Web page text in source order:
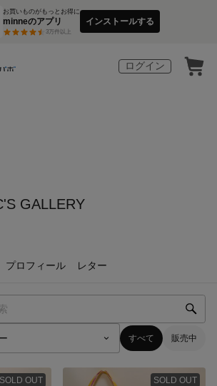
お買いものがもっとお得に
minneのアプリ
3万件以上
インストールする
ログイン
GALLERY
プロフィール レター
すべて 販売中
SOLD OUT SOLD OUT